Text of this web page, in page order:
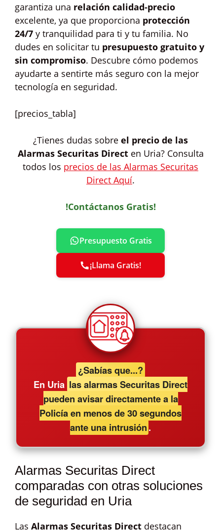
garantiza una relación calidad-precio
excelente, ya que proporciona protección
24/7 y tranquilidad para ti y tu familia. No
dudes en solicitar tu presupuesto gratuito y
sin compromiso. Descubre cómo podemos
ayudarte a sentirte más seguro con la mejor
tecnología en seguridad.
[precios_tabla]
¿Tienes dudas sobre el precio de las
Alarmas Securitas Directen Uria? Consulta
todos los precios de las Alarmas Securitas
Direct Aquí.
!Contáctanos Gratis!
Presupuesto Gratis
¡Llama Gratis!
¿Sabías que...?
En Uria las alarmas Securitas Direct
pueden avisar directamente a la
Policía en menos de 30 segundos
ante una intrusión.
Alarmas Securitas Direct
comparadas con otras soluciones
de seguridad en Uria
Las Alarmas Securitas Direct destacan